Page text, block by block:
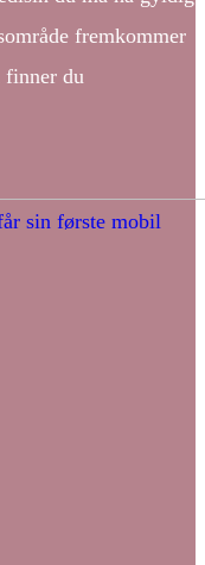
fremkommer
finner du